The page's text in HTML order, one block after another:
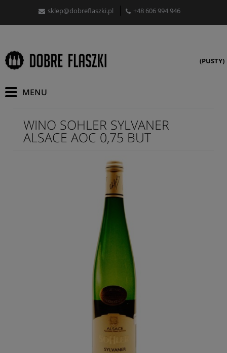
sklep@dobreflaszki.pl +48 606 994 946
(PUSTY)
WINO SOHLER SYLVANER
ALSACE AOC 0,75 BUT